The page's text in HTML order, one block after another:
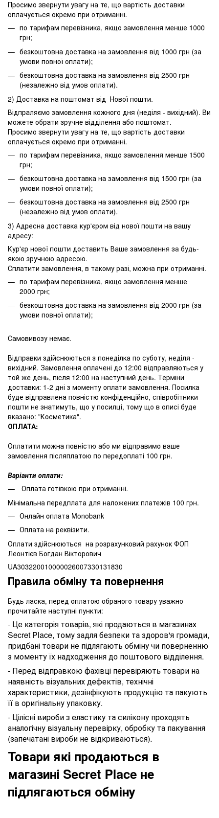
Просимо звернути увагу на те, що вартість доставки
оплачується окремо при отриманні.
по тарифам перевізника, якщо замовлення менше 1000
грн;
безкоштовна доставка на замовлення від 1000 грн (за
умови повної оплати);
безкоштовна доставка на замовлення від 2500 грн
(незалежно від умов оплати).
2) Доставка на поштомат від Нової пошти.
Відпраляємо замовлення кожного дня (неділя - вихідний). Ви
можете обрати зручне відділення або поштомат.
Просимо звернути увагу на те, що вартість доставки
оплачується окремо при отриманні.
по тарифам перевізника, якщо замовлення менше 1500
грн;
безкоштовна доставка на замовлення від 1500 грн (за
умови повної оплати);
безкоштовна доставка на замовлення від 2500 грн
(незалежно від умов оплати).
3) Адресна доставка кур'єром від нової пошти на вашу
адресу:
Кур'єр нової пошти доставить Ваше замовлення за будь-
якою зручною адресою.
Сплатити замовлення, в такому разі, можна при отриманні.
по тарифам перевізника, якщо замовлення менше
2000 грн;
безкоштовна доставка на замовлення від 2000 грн (за
умови повної оплати);
Самовивозу немає.
Відправки здійснюються з понеділка по суботу, неділя -
вихідний. Замовлення оплачені до 12:00 відправляються у
той же день, після 12:00 на наступний день. Терміни
доставки: 1-2 дні з моменту оплати замовлення. Посилка
буде відправлена повністю конфіденційно, співробітники
пошти не знатимуть, що у посилці, тому що в описі буде
вказано: "Косметика".
ОПЛАТА:
Оплатити можна повністю або ми відправимо ваше
замовлення післяплатою по передоплаті 100 грн.
Варіанти оплати:
Оплата готівкою при отриманні.
Мінімальна передплата для наложених платежів 100 грн.
Онлайн оплата Monobank
Оплата на реквізити.
Оплати здійснюються на розрахунковий рахунок ФОП
Леонтієв Богдан Вікторович
UA303220010000026007330131830
Правила обміну та повернення
Будь ласка, перед оплатою обраного товару уважно
прочитайте наступні пункти:
- Це категорія товарів, які продаються в магазинах
Secret Place, тому задля безпеки та здоров'я громади,
придбані товари не підлягають обміну чи поверненню
з моменту їх надходження до поштового відділення.
- Перед відправкою фахівці перевіряють товари на
наявність візуальних дефектів, технічні
характеристики, дезінфікують продукцію та пакують
її в оригінальну упаковку.
- Цілісні вироби з еластику та силікону проходять
аналогічну візуальну перевірку, обробку та пакування
(запечатані вироби не відкриваються).
Товари які продаються в
магазині Secret Place не
підлягаються обміну